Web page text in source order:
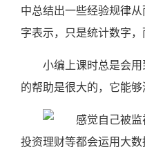
中总结出一些经验规律
字表示，只是统计数字
小编上课时总是会用
的帮助是很大的，它能
投资理财等都会运用大